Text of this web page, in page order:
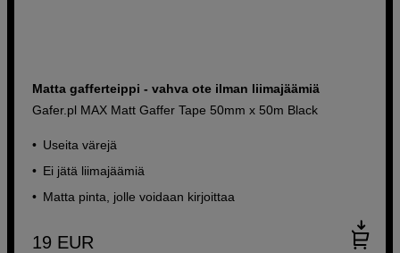
Matta gafferteippi - vahva ote ilman liimajäämiä
Gafer.pl MAX Matt Gaffer Tape 50mm x 50m Black
Useita värejä
Ei jätä liimajäämiä
Matta pinta, jolle voidaan kirjoittaa
19 EUR